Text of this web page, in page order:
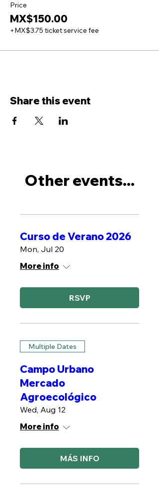
Price
MX$150.00
+MX$3.75 ticket service fee
Share this event
Other events...
Curso de Verano 2026
Mon, Jul 20
More info
RSVP
Multiple Dates
Campo Urbano
Mercado
Agroecológico
Wed, Aug 12
More info
MÁS INFO